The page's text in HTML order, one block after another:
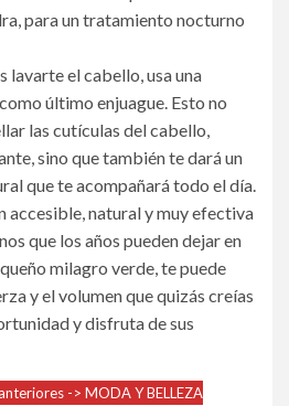
para un tratamiento nocturno
lavarte el cabello, usa una
último enjuague. Esto no
las cutículas del cabello,
sino que también te dará un
que te acompañará todo el día.
accesible, natural y muy efectiva
que los años pueden dejar en
milagro verde, te puede
y el volumen que quizás creías
y disfruta de sus
-> MODA Y BELLEZA